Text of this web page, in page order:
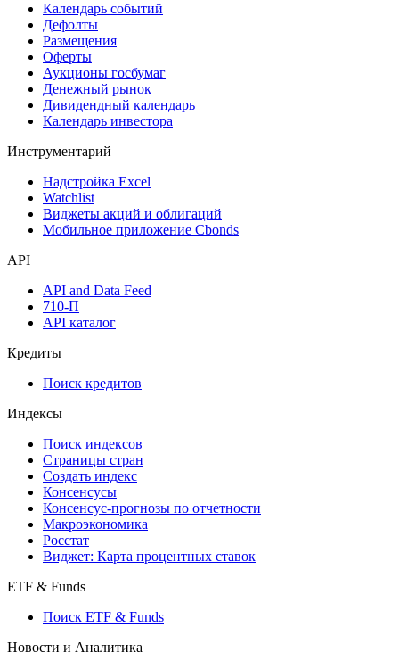
Календарь событий
Дефолты
Размещения
Оферты
Аукционы госбумаг
Денежный рынок
Дивидендный календарь
Календарь инвестора
Инструментарий
Надстройка Excel
Watchlist
Виджеты акций и облигаций
Мобильное приложение Cbonds
API
API and Data Feed
710-П
API каталог
Кредиты
Поиск кредитов
Индексы
Поиск индексов
Страницы стран
Создать индекс
Консенсусы
Консенсус-прогнозы по отчетности
Макроэкономика
Росстат
Виджет: Карта процентных ставок
ETF & Funds
Поиск ETF & Funds
Новости и Аналитика